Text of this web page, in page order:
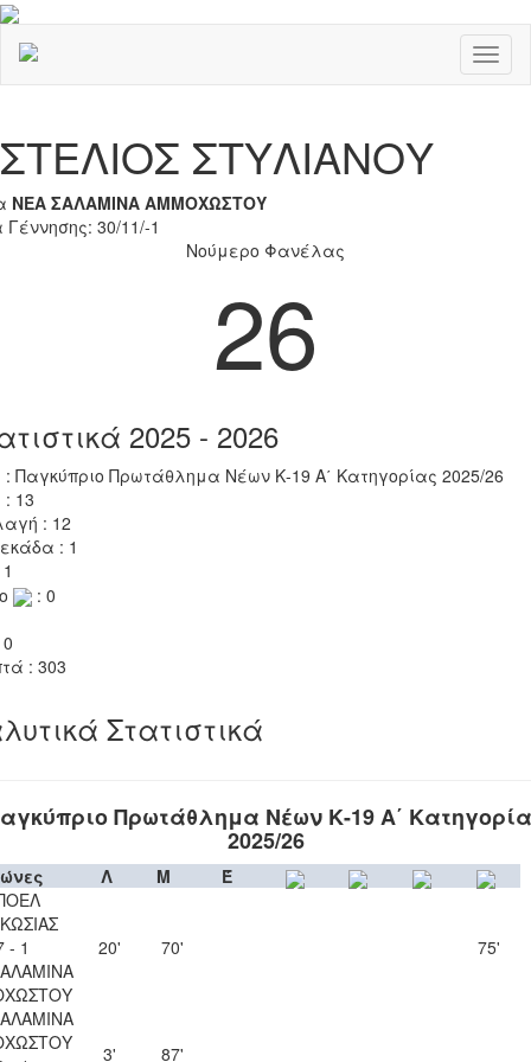
ΣΤΕΛΙΟΣ ΣΤΥΛΙΑΝΟΥ
ΝΕΑ ΣΑΛΑΜΙΝΑ ΑΜΜΟΧΩΣΤΟΥ
30/11/-1
Νούμερο Φανέλας
26
2025 - 2026
: Παγκύπριο Πρωτάθλημα Νέων Κ-19 Α΄ Κατηγορίας 2025/26
13
: 12
: 1
: 0
: 303
Στατιστικά
Πρωτάθλημα Νέων Κ-19 Α΄
2025/26
Λ Μ
Έ
- 1
20' 70' 75'
3' 87'